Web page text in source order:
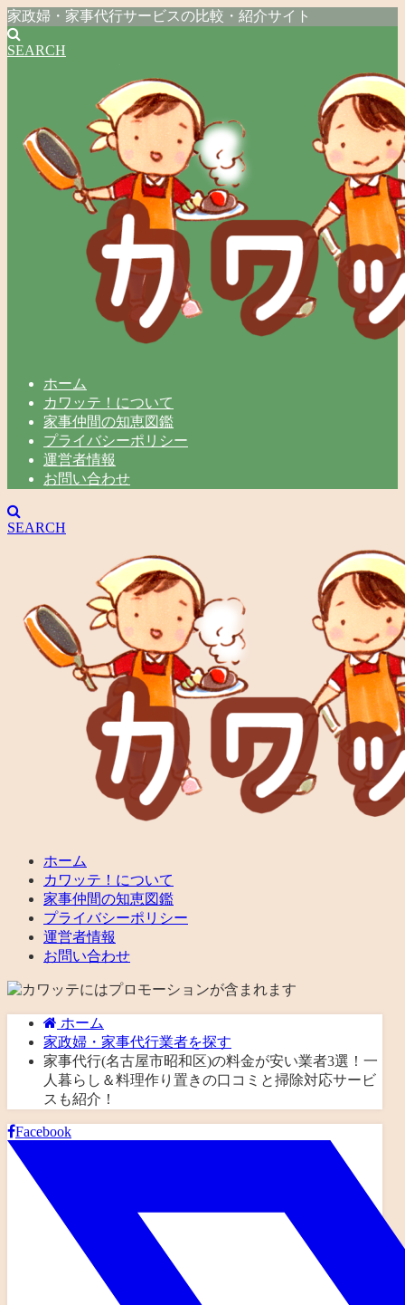
家政婦・家事代行サービスの比較・紹介サイト
SEARCH
ホーム
カワッテ！について
家事仲間の知恵図鑑
プライバシーポリシー
運営者情報
お問い合わせ
SEARCH
ホーム
カワッテ！について
家事仲間の知恵図鑑
プライバシーポリシー
運営者情報
お問い合わせ
ホーム
家政婦・家事代行業者を探す
家事代行(名古屋市昭和区)の料金が安い業者3選！一
人暮らし＆料理作り置きの口コミと掃除対応サービ
スも紹介！
Facebook